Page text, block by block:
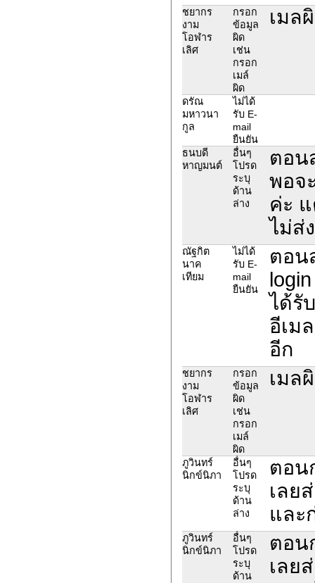
ชยากร
งาม
โอฬาร
เลิศ
กรอก
ข้อมูล
ผิด
เช่น
กรอก
เมล์
ผิด
เมล
ดรัณ
มหาวนา
กูล
ไม่ได้
รับ E-
mail
ยืนยัน
ธนบดี
หาญมนต์
อื่นๆ
โปรด
ระบุ
ด้าน
ล่าง
ตอน
พอจ
ค่ะ
ไม่ส่
ณัฐกิต
นาค
เทียม
ไม่ได้
รับ E-
mail
ยืนยัน
ตอน
ได้รั
อีเม
อีก
ชยากร
งาม
โอฬาร
เลิศ
กรอก
ข้อมูล
ผิด
เช่น
กรอก
เมล์
ผิด
เมล
ภูวินทร์
นิกข์นิภา
อื่นๆ
โปรด
ระบุ
ด้าน
ล่าง
ตอน
เลย
และ
ภูวินทร์
นิกข์นิภา
อื่นๆ
โปรด
ระบุ
ด้าน
ตอน
เลย